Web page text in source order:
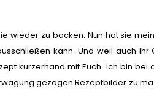
wieder zu backen. Nun hat sie
kann. Und weil auch ihr
kurzerhand mit Euch. Ich bin bei
gezogen Rezeptbilder zu